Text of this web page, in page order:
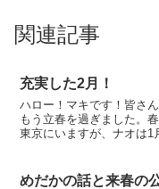
関連記事
充実した2月！
ハロー！マキです！皆さ
もう立春を過ぎました。
東京にいますが、ナオは1
めだかの話と来春の